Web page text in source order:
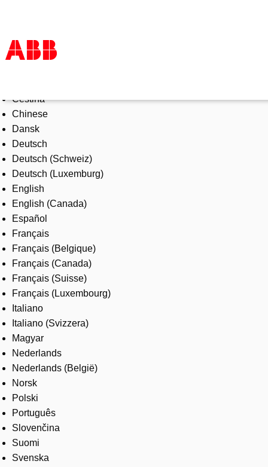
Products & Solutions
Industries
Services
About us
Where to buy
Contact us
Careers
Čeština
Chinese
Dansk
Deutsch
Deutsch (Schweiz)
Deutsch (Luxemburg)
English
English (Canada)
Español
Français
Français (Belgique)
Français (Canada)
Français (Suisse)
Français (Luxembourg)
Italiano
Italiano (Svizzera)
Magyar
Nederlands
Nederlands (België)
Norsk
Polski
Português
Slovenčina
Suomi
Svenska